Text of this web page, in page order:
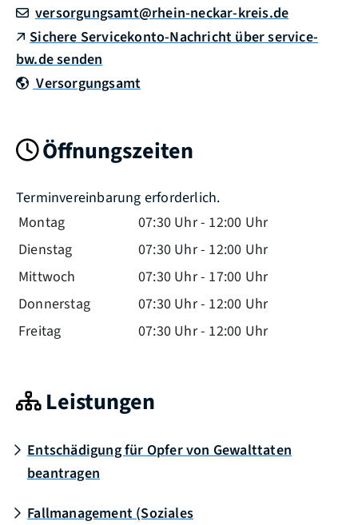
versorgungsamt@rhein-neckar-kreis.de
Sichere Servicekonto-Nachricht über service-
bw.de senden
Versorgungsamt
Öffnungszeiten
Terminvereinbarung erforderlich.
Montag
07:30 Uhr- 12:00 Uhr
Dienstag
07:30 Uhr- 12:00 Uhr
Mittwoch
07:30 Uhr- 17:00 Uhr
Donnerstag
07:30 Uhr- 12:00 Uhr
Freitag
07:30 Uhr- 12:00 Uhr
Leistungen
Entschädigung für Opfer von Gewalttaten
beantragen
Fallmanagement (Soziales